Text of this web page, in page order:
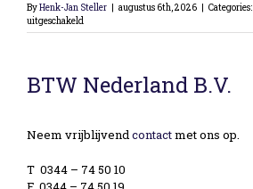
ByHenk-Jan Steller | augustus 6th, 2026 | Categories:
uitgeschakeld
Complexiteit
BTW Nederland B.V.
Neem vrijblijvendcontactmet ons op.
T 0344 – 74 50 10